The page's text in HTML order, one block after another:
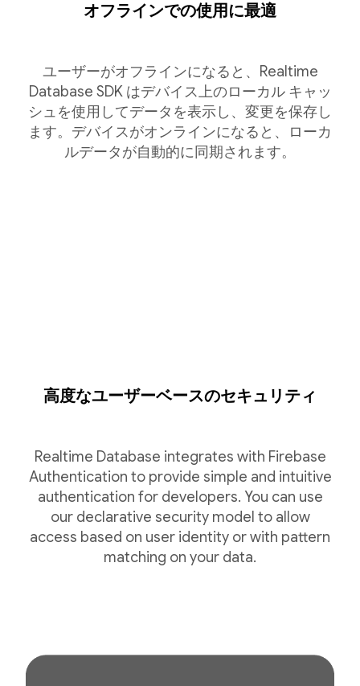
オフラインでの使用に最適
ユーザーがオフラインになると、Realtime
Database SDK はデバイス上のローカル キャッ
シュを使用してデータを表示し、変更を保存し
ます。デバイスがオンラインになると、ローカ
ルデータが自動的に同期されます。
高度なユーザーベースのセキュリティ
Realtime Database integrates with Firebase
Authentication to provide simple and intuitive
authentication for developers. You can use
our declarative security model to allow
access based on user identity or with pattern
matching on your data.